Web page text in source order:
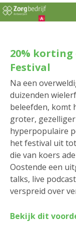
20%
Festival
Na een
duizenden
beleefden, komt
groter,
hyperpopulaire
het festival uit
die van koers
Oostende een
talks, live
verspreid over
Bekijk dit